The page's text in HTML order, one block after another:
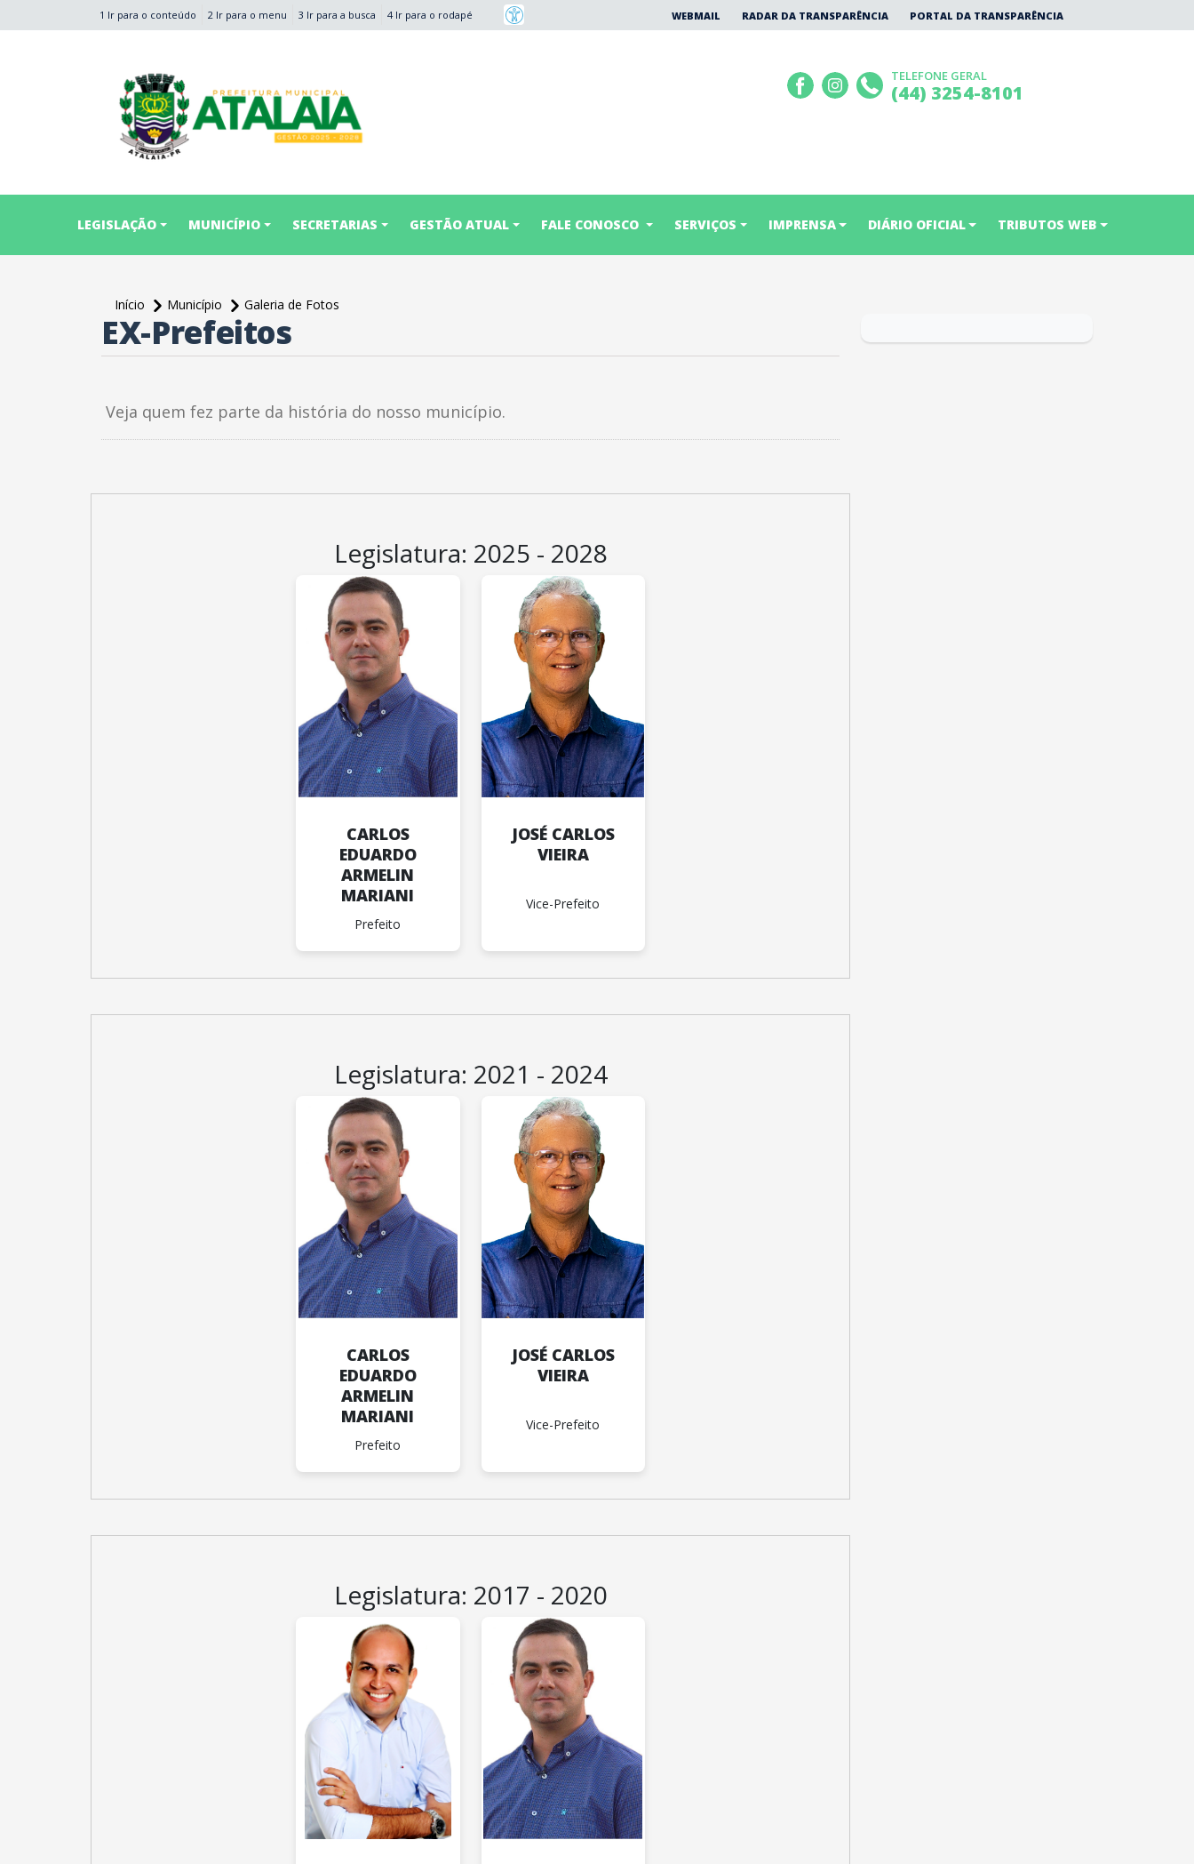
1 Ir para o conteúdo 2 Ir para o menu 3 Ir para a busca 4 Ir para o rodapé WEBMAIL RADAR DA TRANSPARÊNCIA PORTAL DA TRANSPARÊNCIA
TELEFONE GERAL
(44) 3254-8101
LEGISLAÇÃO MUNICÍPIO SECRETARIAS GESTÃO ATUAL FALE CONOSCO SERVIÇOS IMPRENSA DIÁRIO OFICIAL TRIBUTOS WEB
Início Município
Galeria de Fotos
EX-Prefeitos
Veja quem fez parte da história do nosso município.
Legislatura: 2025 - 2028
CARLOS
EDUARDO
ARMELIN
MARIANI
Prefeito
JOSÉ CARLOS
VIEIRA
Vice-Prefeito
Legislatura: 2021 - 2024
CARLOS
EDUARDO
ARMELIN
MARIANI
Prefeito
JOSÉ CARLOS
VIEIRA
Vice-Prefeito
Legislatura: 2017 - 2020